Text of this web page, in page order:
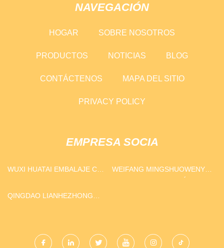
NAVEGACIÓN
HOGAR SOBRE NOSOTROS
PRODUCTOS NOTICIAS BLOG
CONTÁCTENOS MAPA DEL SITIO
PRIVACY POLICY
EMPRESA SOCIA
WUXI HUATAI EMBALAJE CO.,
WEIFANG MINGSHUOWENYA
QINGDAO LIANHEZHONG